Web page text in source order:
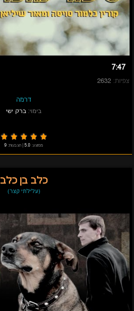
7:47
צפיות: 2632
דרמה
בימוי: ברק ישי
ממוצע: 5.0 הצבעות: 9
כלב בן כלב
(עלילתי קצר)